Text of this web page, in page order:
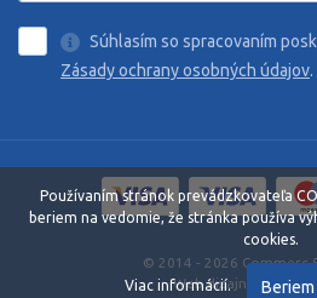
Súhlasím so spracovaním
Zásady ochrany osobných údajov.
© 2014 - 2026 Commerc
Web dizajn: MARLOW
Používaním stránok prevádzkovateľa
beriem na vedomie, že stránka používa
cookies.
Viac informácií.